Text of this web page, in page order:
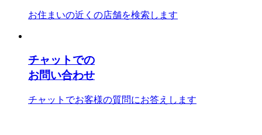
お住まいの近くの店舗を検索します
チャットでの
お問い合わせ
チャットでお客様の質問にお答えします